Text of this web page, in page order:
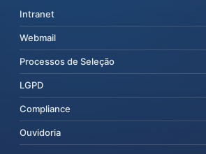
Intranet
Webmail
Processos de Seleção
LGPD
Compliance
Ouvidoria